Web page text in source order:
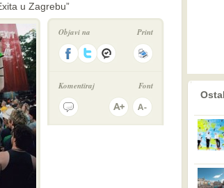
u Zagrebu”
Objavi na Print
Komentiraj Fontprethodno